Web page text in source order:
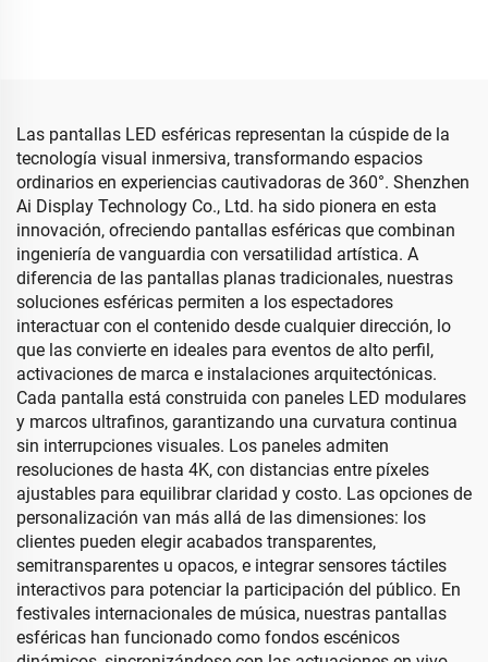
LED
Las pantallas LED esféricas representan la cúspide de la
tecnología visual inmersiva, transformando espacios
ordinarios en experiencias cautivadoras de 360°. Shenzhen
Ai Display Technology Co., Ltd. ha sido pionera en esta
innovación, ofreciendo pantallas esféricas que combinan
ingeniería de vanguardia con versatilidad artística. A
diferencia de las pantallas planas tradicionales, nuestras
soluciones esféricas permiten a los espectadores
interactuar con el contenido desde cualquier dirección, lo
que las convierte en ideales para eventos de alto perfil,
activaciones de marca e instalaciones arquitectónicas.
Cada pantalla está construida con paneles LED modulares
y marcos ultrafinos, garantizando una curvatura continua
sin interrupciones visuales. Los paneles admiten
resoluciones de hasta 4K, con distancias entre píxeles
ajustables para equilibrar claridad y costo. Las opciones de
personalización van más allá de las dimensiones: los
clientes pueden elegir acabados transparentes,
semitransparentes u opacos, e integrar sensores táctiles
interactivos para potenciar la participación del público. En
festivales internacionales de música, nuestras pantallas
esféricas han funcionado como fondos escénicos